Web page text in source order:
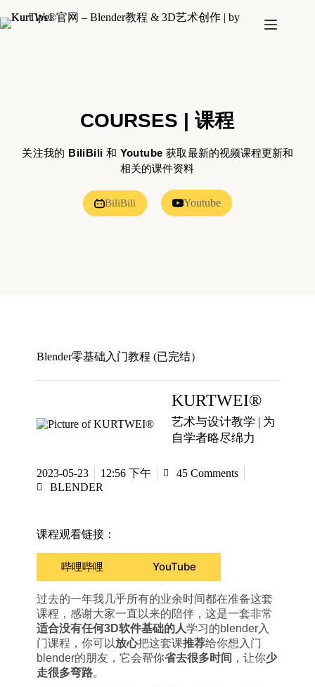
COURSES | 课程
关注我的 BiliBili 和 Youtube 获取最新的视频课程更新和
相关的课件资料
BiliBili Youtube
Blender零基础入门教程 (已完结）
KURTWEI®
艺术与设计教学 | 为
自学者略尽绵力
2023-05-23 12:56 下午
45 Comments
BLENDER
课程观看链接：
哔哩哔哩 YouTube
过去的一年我几乎所有的业余时间都在准备这套
课程，感谢大家一直以来的陪伴，这是一套非常
适合没有任何3D软件基础的人学习的blender入
门课程，你可以放心把这套课推荐给你想入门
blender的朋友，它会帮你省去很多时间 ，让你少
走很多弯路。